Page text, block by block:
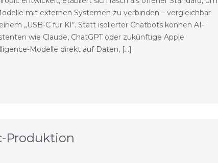
mit externen Systemen zu verbinden – vergleichbar
„USB-C für KI“. Statt isolierter Chatbots können AI-
wie Claude, ChatGPT oder zukünftige Apple
Modelle direkt auf Daten, […]
Produktion